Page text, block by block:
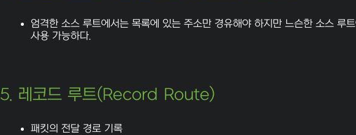
엄격한 소스 루트에서는 목록에 있는 주소만 경유해야 하지만 느슨한 소스 루
사용 가능하다.
5. 레코드 루트(Record Route)
패킷의 전달 경로 기록